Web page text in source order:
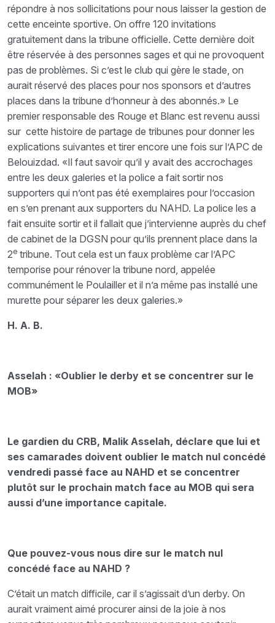
répondre à nos sollicitations pour nous laisser la gestion de
cette enceinte sportive. On offre 120 invitations
gratuitement dans la tribune officielle. Cette dernière doit
être réservée à des personnes sages et qui ne provoquent
pas de problèmes. Si c’est le club qui gère le stade, on
aurait réservé des places pour nos sponsors et d’autres
places dans la tribune d’honneur à des abonnés.» Le
premier responsable des Rouge et Blanc est revenu aussi
sur cette histoire de partage de tribunes pour donner les
explications suivantes et tirer encore une fois sur l’APC de
Belouizdad. «Il faut savoir qu’il y avait des accrochages
entre les deux galeries et la police a fait sortir nos
supporters qui n’ont pas été exemplaires pour l’occasion
en s’en prenant aux supporters du NAHD. La police les a
fait ensuite sortir et il fallait que j’intervienne auprès du chef
de cabinet de la DGSN pour qu’ils prennent place dans la
2e tribune. Tout cela est un faux problème car l’APC
temporise pour rénover la tribune nord, appelée
communément le Poulailler et il n’a même pas installé une
murette pour séparer les deux galeries.»
H. A. B.
Asselah : «Oublier le derby et se concentrer sur le
MOB»
Le gardien du CRB, Malik Asselah, déclare que lui et
ses camarades doivent oublier le match nul concédé
vendredi passé face au NAHD et se concentrer
plutôt sur le prochain match face au MOB qui sera
aussi d’une importance capitale.
Que pouvez-vous nous dire sur le match nul
concédé face au NAHD ?
C’était un match difficile, car il s’agissait d’un derby. On
aurait vraiment aimé procurer ainsi de la joie à nos